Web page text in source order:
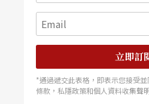
立即訂
*通過遞交此表格，即表示您接受
條款，私隱政策和個人資料收集聲